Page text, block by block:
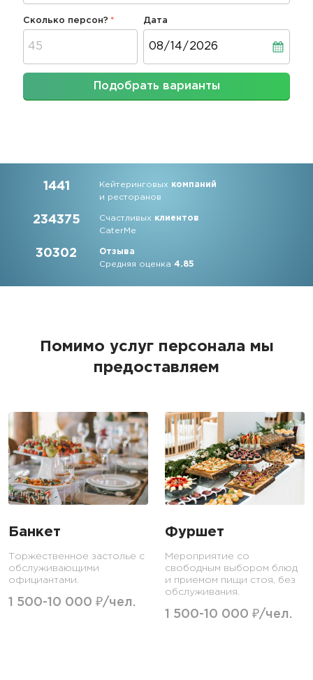
Сколько персон? Дата
Подобрать варианты
1441 Кейтеринговых компаний
и ресторанов
234375 Счастливых клиентов
CaterMe
30302
Отзыва
Средняя оценка4.85
Помимо услуг персонала мы
предоставляем
Банкет
Торжественное застолье с
обслуживающими
официантами.
1 500-10 000 ₽/чел.
Фуршет
Мероприятие со
свободным выбором блюд
и приемом пищи стоя, без
обслуживания.
1 500-10 000 ₽/чел.